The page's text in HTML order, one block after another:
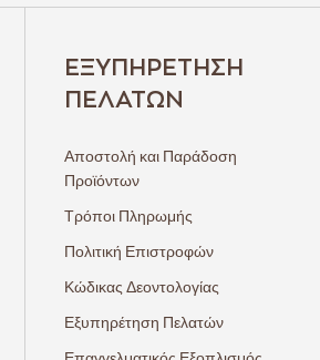
ΕΞΥΠΗΡΈΤΗΣΗ
ΠΕΛΑΤΏΝ
Αποστολή και Παράδοση
Προϊόντων
Τρόποι Πληρωμής
Πολιτική Επιστροφών
Κώδικας Δεοντολογίας
Εξυπηρέτηση Πελατών